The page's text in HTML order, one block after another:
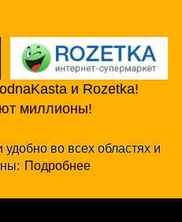
и Rozetka!
миллионы!
удобно во всех областях и
Подробнее